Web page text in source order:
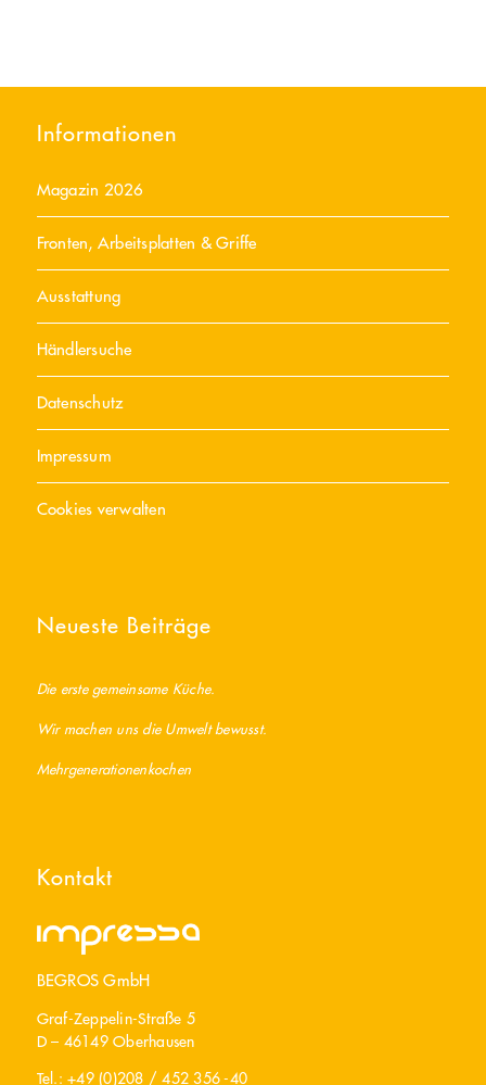
Informationen
Magazin 2026
Fronten, Arbeitsplatten & Griffe
Ausstattung
Händlersuche
Datenschutz
Impressum
Cookies verwalten
Neueste Beiträge
Die erste gemeinsame Küche.
Wir machen uns die Umwelt bewusst.
Mehrgenerationenkochen
Kontakt
BEGROS GmbH
Graf-Zeppelin-Straße 5
D – 46149 Oberhausen
Tel.: +49 (0)208 / 452 356 -40